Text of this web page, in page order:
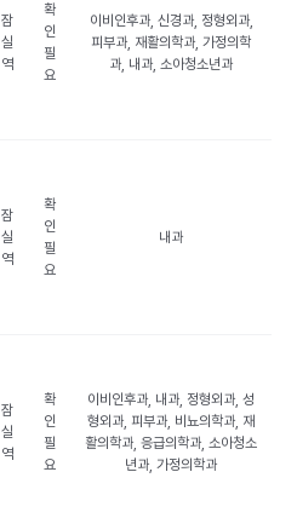
잠
실
역
확
인
필
요
이비인후과, 신경과, 정형외과,
피부과, 재활의학과, 가정의학
과, 내과, 소아청소년과
잠
실
역
확
인
필
요
내과
잠
실
역
확
인
필
요
이비인후과, 내과, 정형외과, 성
형외과, 피부과, 비뇨의학과, 재
활의학과, 응급의학과, 소아청소
년과, 가정의학과